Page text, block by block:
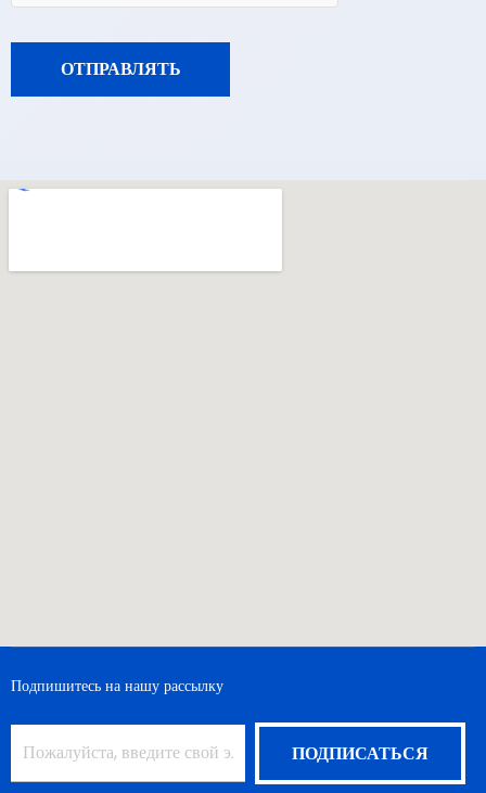
Подпишитесь на нашу рассылку